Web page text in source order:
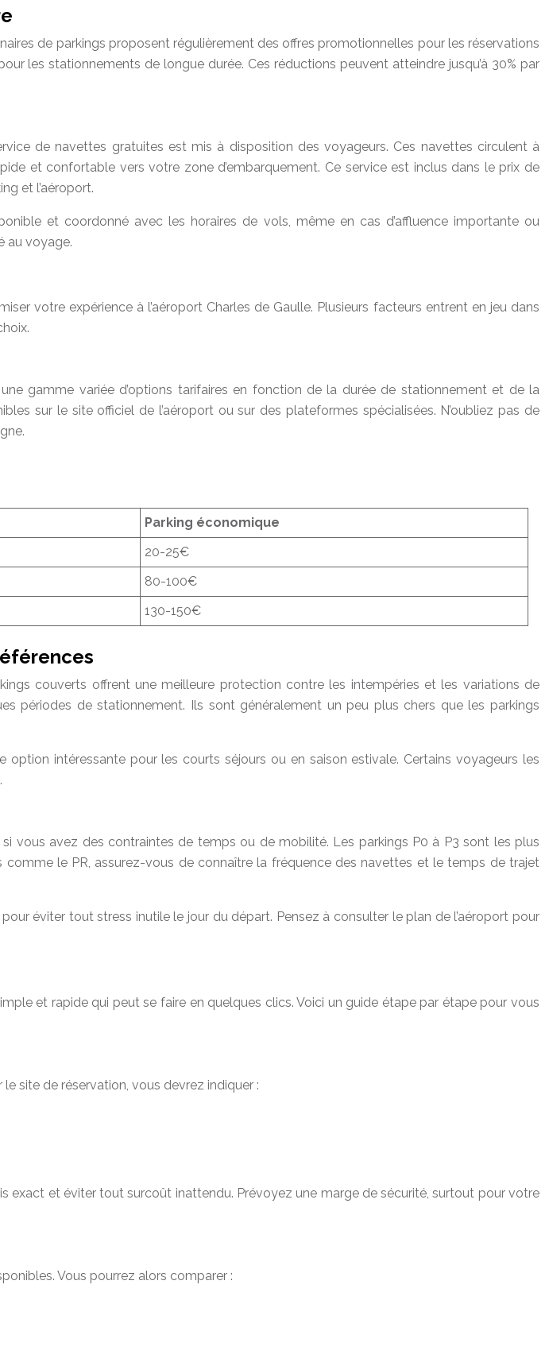
de parkings proposent régulièrement des offres promotionnelles pour les réservations
les stationnements de longue durée. Ces réductions peuvent atteindre jusqu’à 30% par
de navettes gratuites est mis à disposition des voyageurs. Ces navettes circulent à
et confortable vers votre zone d’embarquement. Ce service est inclus dans le prix de
et l’aéroport.
et coordonné avec les horaires de vols, même en cas d’affluence importante ou
au voyage.
votre expérience à l’aéroport Charles de Gaulle. Plusieurs facteurs entrent en jeu dans
gamme variée d’options tarifaires en fonction de la durée de stationnement et de la
sur le site officiel de l’aéroport ou sur des plateformes spécialisées. N’oubliez pas de
Parking économique
20-25€
80-100€
130-150€
couverts offrent une meilleure protection contre les intempéries et les variations de
périodes de stationnement. Ils sont généralement un peu plus chers que les parkings
intéressante pour les courts séjours ou en saison estivale. Certains voyageurs les
vous avez des contraintes de temps ou de mobilité. Les parkings P0 à P3 sont les plus
le PR, assurez-vous de connaître la fréquence des navettes et le temps de trajet
éviter tout stress inutile le jour du départ. Pensez à consulter le plan de l’aéroport pour
et rapide qui peut se faire en quelques clics. Voici un guide étape par étape pour vous
site de réservation, vous devrez indiquer :
exact et éviter tout surcoût inattendu. Prévoyez une marge de sécurité, surtout pour votre
Vous pourrez alors comparer :